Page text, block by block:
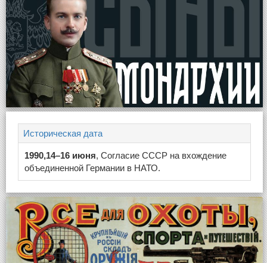
Историческая дата
1990,14–16 июня, Согласие СССР на вхождение
объединенной Германии в НАТО.